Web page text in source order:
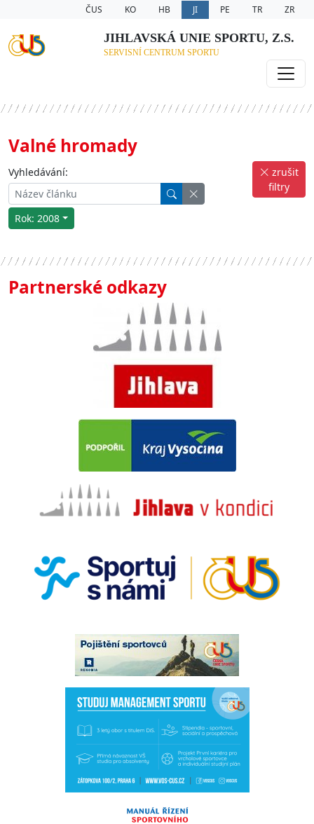
ČUS KO HB JI PE TR ZR
JIHLAVSKÁ UNIE SPORTU, Z.S.
SERVISNÍ CENTRUM SPORTU
Valné hromady
Vyhledávání:
Rok: 2008
zrušit
filtry
Partnerské odkazy